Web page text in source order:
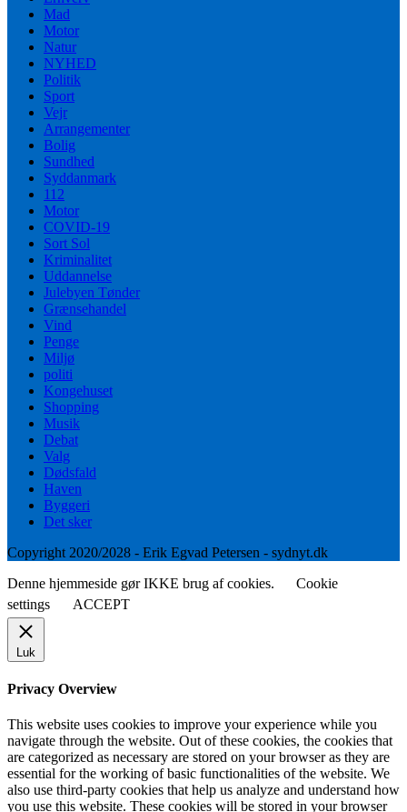
Mad
Motor
Natur
NYHED
Politik
Sport
Vejr
Arrangementer
Bolig
Sundhed
Syddanmark
112
Motor
COVID-19
Sort Sol
Kriminalitet
Uddannelse
Julebyen Tønder
Grænsehandel
Vind
Penge
Miljø
politi
Kongehuset
Shopping
Musik
Debat
Valg
Dødsfald
Haven
Byggeri
Det sker
Copyright 2020/2028 - Erik Egvad Petersen - sydnyt.dk
Denne hjemmeside gør IKKE brug af cookies.
Cookie
settings
ACCEPT
Luk
Privacy Overview
This website uses cookies to improve your experience while you
navigate through the website. Out of these cookies, the cookies that
are categorized as necessary are stored on your browser as they are
essential for the working of basic functionalities of the website. We
also use third-party cookies that help us analyze and understand how
you use this website. These cookies will be stored in your browser